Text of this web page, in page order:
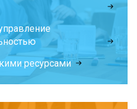
ресурсами